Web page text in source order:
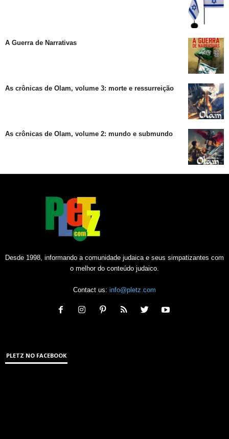
A Guerra de Narrativas
As crônicas de Olam, volume 3: morte e ressurreição
As crônicas de Olam, volume 2: mundo e submundo
Desde 1998, informando a comunidade judaica e seus simpatizantes com
o melhor do conteúdo judaico.
Contact us: info@pletz.com
PLETZ NO FACEBOOK